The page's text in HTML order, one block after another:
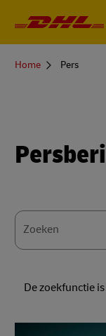
You
Home Pers
Zoeken
De zoekfunctie